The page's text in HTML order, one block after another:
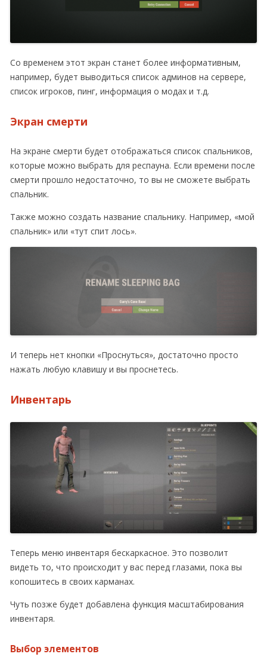
Со временем этот экран станет более информативным,
например, будет выводиться список админов на сервере,
список игроков, пинг, информация о модах и т.д.
Экран смерти
На экране смерти будет отображаться список спальников,
которые можно выбрать для респауна. Если времени после
смерти прошло недостаточно, то вы не сможете выбрать
спальник.
Также можно создать название спальнику. Например, «мой
спальник» или «тут спит лось».
И теперь нет кнопки «Проснуться», достаточно просто
нажать любую клавишу и вы проснетесь.
Инвентарь
Теперь меню инвентаря бескаркасное. Это позволит
видеть то, что происходит у вас перед глазами, пока вы
копошитесь в своих карманах.
Чуть позже будет добавлена функция масштабирования
инвентаря.
Выбор элементов